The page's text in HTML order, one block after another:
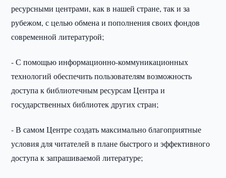
ресурсными центрами, как в нашей стране, так и за
рубежом, с целью обмена и пополнения своих фондов
современной литературой;
- С помощью информационно-коммуникационных
технологий обеспечить пользователям возможность
доступа к библиотечным ресурсам Центра и
государственных библиотек других стран;
- В самом Центре создать максимально благоприятные
условия для читателей в плане быстрого и эффективного
доступа к запрашиваемой литературе;